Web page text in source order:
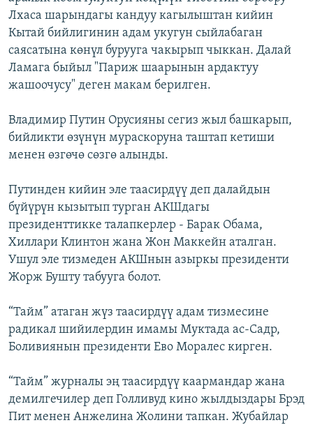
Лхаса шарындагы кандуу кагылыштан кийин
Кытай бийлигинин адам укугун сыйлабаган
саясатына көнүл бурууга чакырып чыккан. Далай
Ламага быйыл "Париж шаарынын ардактуу
жашоочусу" деген макам берилген.
Владимир Путин Орусияны сегиз жыл башкарып,
бийликти өзүнүн мураскоруна таштап кетиши
менен өзгөчө сөзгө алынды.
Путинден кийин эле таасирдүү деп далайдын
бүйүрүн кызытып турган АКШдагы
президенттикке талапкерлер - Барак Обама,
Хиллари Клинтон жана Жон Маккейн аталган.
Ушул эле тизмеден АКШнын азыркы президенти
Жорж Бушту табууга болот.
“Тайм” атаган жүз таасирдүү адам тизмесине
радикал шийилердин имамы Муктада ас-Садр,
Боливиянын президенти Ево Моралес кирген.
“Тайм” журналы эң таасирдүү каармандар жана
демилгечилер деп Голливуд кино жылдыздары Брэд
Пит менен Анжелина Жолини тапкан. Жубайлар